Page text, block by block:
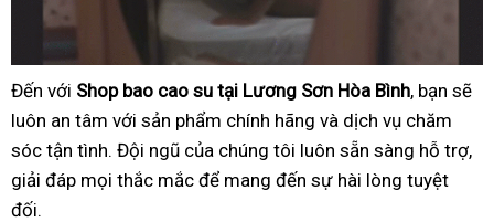
Đến với Shop bao cao su tại Lương Sơn Hòa Bình, bạn sẽ
luôn an tâm với sản phẩm chính hãng và dịch vụ chăm
sóc tận tình. Đội ngũ của chúng tôi luôn sẵn sàng hỗ trợ,
giải đáp mọi thắc mắc để mang đến sự hài lòng tuyệt
đối.